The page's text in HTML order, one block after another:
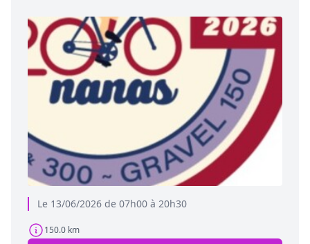
Le 13/06/2026 de 07h00 à 20h30
150.0 km